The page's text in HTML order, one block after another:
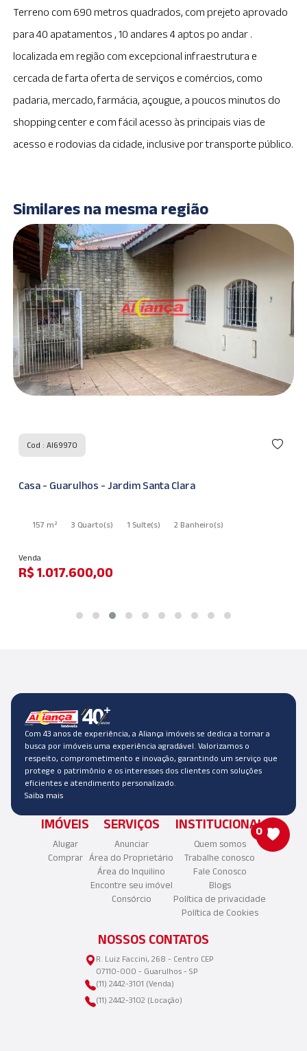
1
Terreno com 690 metros quadrados, com prejeto aprovado
para 40 apatamentos , 10 andares 4 aptos po andar .
localizada em região com excepcional infraestrutura e
cercada de farta oferta de serviços e comércios, como
padaria, mercado, farmácia, açougue, a poucos minutos do
shopping center e com fácil acesso às principais vias de
acesso e rodovias da cidade, inclusive por transporte público.
Similares na mesma região
Cod : AI69970
Casa - Guarulhos - Jardim Santa Clara
157 m² 3 Quarto(s) 1 Suíte(s) 2 Banheiro(s)
Venda
R$ 1.017.600,00
Com 43 anos de experiência, a Aliança imóveis se dedica a tornar a
busca por imóveis uma experiência agradável. Valorizamos o
respeito, comprometimento e inovação, garantindo um serviço que
protege o patrimônio e os interesses dos clientes com soluções
eficientes e atendimento personalizado.
Saiba mais
IMÓVEIS
Alugar
Comprar
SERVIÇOS
Anunciar
Área do Proprietário
Área do Inquilino
Encontre seu imóvel
Consórcio
INSTITUCIONAL
Quem somos
Trabalhe conosco
Fale Conosco
Blogs
Política de privacidade
Política de Cookies
NOSSOS CONTATOS
R. Luiz Faccini, 268 - Centro CEP
07110-000 - Guarulhos - SP
(11) 2442-3101 (Venda)
(11) 2442-3102 (Locação)
0